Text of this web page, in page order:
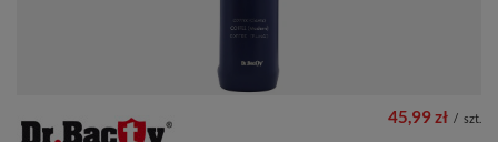
45,99 zł / szt.